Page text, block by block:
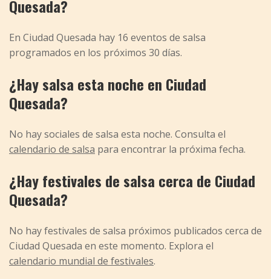
Quesada?
En Ciudad Quesada hay 16 eventos de salsa
programados en los próximos 30 días.
¿Hay salsa esta noche en Ciudad
Quesada?
No hay sociales de salsa esta noche. Consulta el
calendario de salsa para encontrar la próxima fecha.
¿Hay festivales de salsa cerca de Ciudad
Quesada?
No hay festivales de salsa próximos publicados cerca de
Ciudad Quesada en este momento. Explora el
calendario mundial de festivales.